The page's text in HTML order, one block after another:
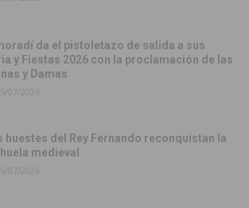
da el pistoletazo de salida a sus
y Fiestas 2026 con la proclamación de las
y Damas
07/2026
huestes del Rey Fernando reconquistan la
medieval
07/2026